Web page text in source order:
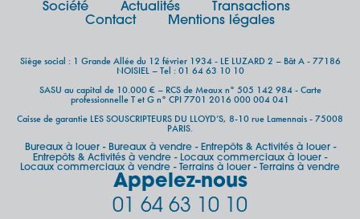
Société Actualités
Transactions
Contact
Mentions légales
Siège social : 1 Grande Allée du 12 février 1934 - LE LUZARD 2 – Bât A - 77186
NOISIEL – Tel : 01 64 63 10 10
SASU au capital de 10.000 € – RCS de Meaux n° 505 142 984 - Carte
professionnelle T et G n° CPI 7701 2016 000 004 041
Caisse de garantie LES SOUSCRIPTEURS DU LLOYD’S, 8-10 rue Lamennais - 75008
PARIS.
Bureaux à louer- Bureaux à vendre- Entrepôts & Activités à louer-
Entrepôts & Activités à vendre - Locaux commerciaux à louer -
Locaux commerciaux à vendre - Terrains à louer - Terrains à vendre
Appelez-nous
01 64 63 10 10